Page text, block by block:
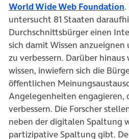
World Wide Web Foundation.
untersucht 81 Staaten
Durchschnittsbürger einen
sich damit Wissen
zu verbessern. Darüber
wissen, inwiefern sich die
öffentlichen
Angelegenheiten engagieren,
verbessern. Die Forscher
neben der digitalen Spaltung
partizipative Spaltung gibt.